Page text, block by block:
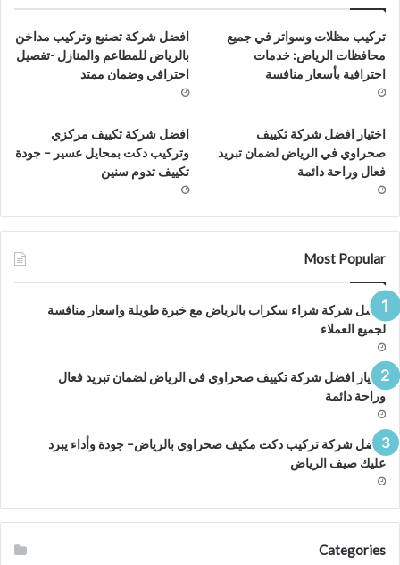
تركيب مظلات وسواتر في جميع
محافظات الرياض: خدمات
احترافية بأسعار منافسة
افضل شركة تصنيع وتركيب مداخن
بالرياض للمطاعم والمنازل -تفصيل
احترافي وضمان ممتد
اختيار افضل شركة تكييف
صحراوي في الرياض لضمان تبريد
فعال وراحة دائمة
افضل شركة تكييف مركزي
وتركيب دكت بمحايل عسير – جودة
تكييف تدوم سنين
Most Popular
افضل شركة شراء سكراب بالرياض مع خبرة طويلة واسعار منافسة
لجميع العملاء
اختيار افضل شركة تكييف صحراوي في الرياض لضمان تبريد فعال
وراحة دائمة
افضل شركة تركيب دكت مكيف صحراوي بالرياض– جودة وأداء يبرد
عليك صيف الرياض
Categories